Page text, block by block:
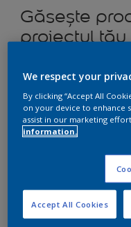
Găsește
proiectul tău
5Produs găsit
savana
We respect your
By clicking “Accept All
on your device to enhance
assist in our marketing
information.
Accept All Cookies